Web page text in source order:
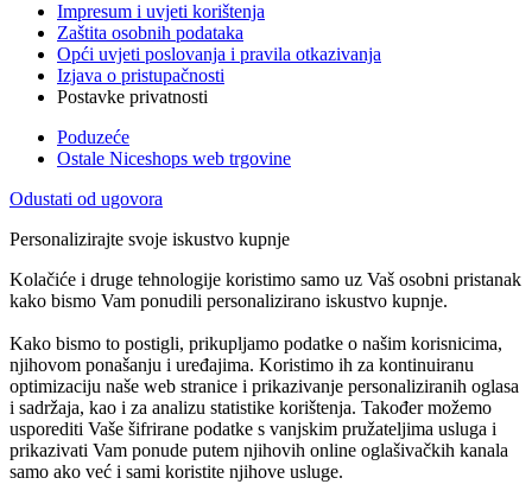
Impresum i uvjeti korištenja
Zaštita osobnih podataka
Opći uvjeti poslovanja i pravila otkazivanja
Izjava o pristupačnosti
Postavke privatnosti
Poduzeće
Ostale Niceshops web trgovine
Odustati od ugovora
Personalizirajte svoje iskustvo kupnje
Kolačiće i druge tehnologije koristimo samo uz Vaš osobni pristanak
kako bismo Vam ponudili personalizirano iskustvo kupnje.
Kako bismo to postigli, prikupljamo podatke o našim korisnicima,
njihovom ponašanju i uređajima. Koristimo ih za kontinuiranu
optimizaciju naše web stranice i prikazivanje personaliziranih oglasa
i sadržaja, kao i za analizu statistike korištenja. Također možemo
usporediti Vaše šifrirane podatke s vanjskim pružateljima usluga i
prikazivati Vam ponude putem njihovih online oglašivačkih kanala
samo ako već i sami koristite njihove usluge.